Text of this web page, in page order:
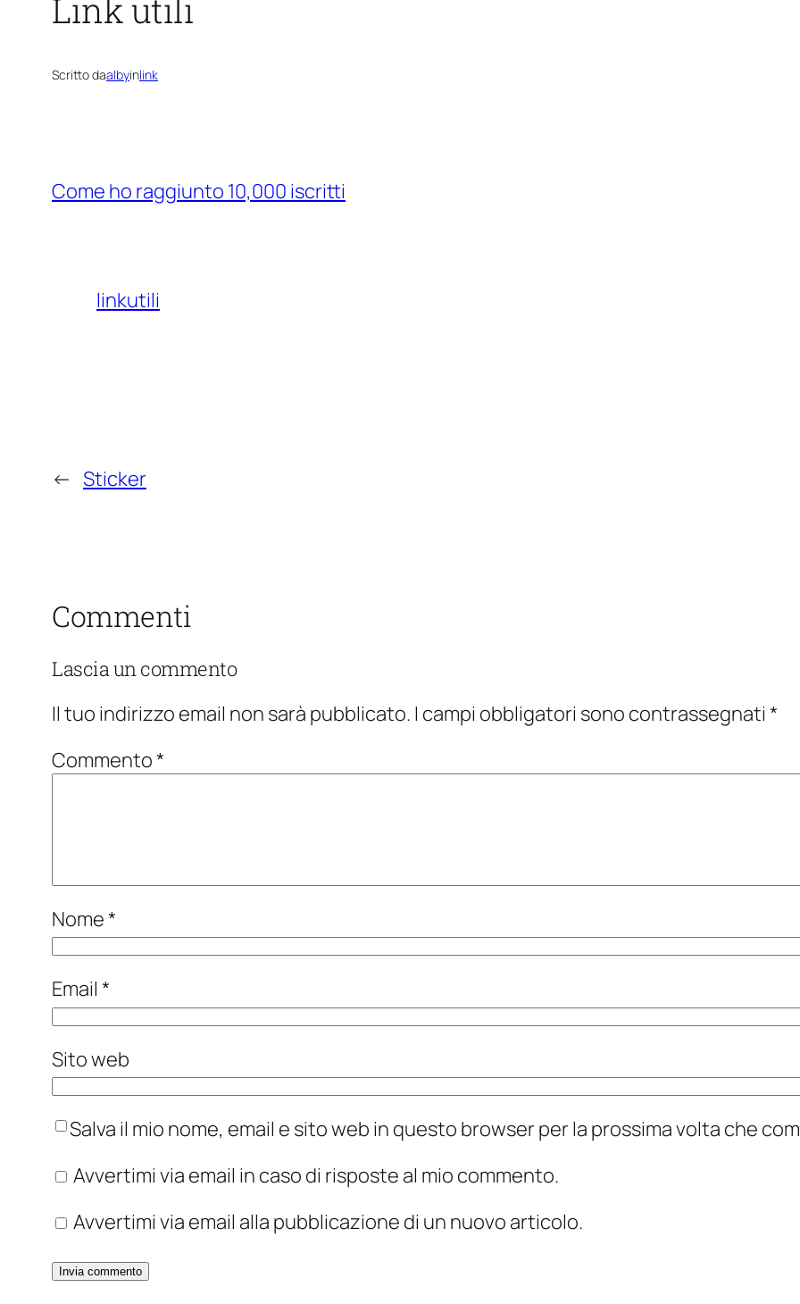
Link utili
Scritto daalbyinlink
Come ho raggiunto 10,000 iscritti
linkutili
← Sticker
Commenti
Lascia un commento
Il tuo indirizzo email non sarà pubblicato. I campi obbligatori sono contrassegnati *
Commento*
Nome*
Email *
Sito web
Salva il mio nome, email e sito web in questo browser per la prossima volta che
Avvertimi via email in caso di risposte al mio commento.
Avvertimi via email alla pubblicazione di un nuovo articolo.